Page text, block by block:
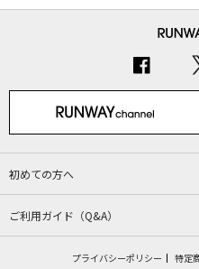
初めての方へ
ご利用ガイド（Q&A）
プライバシーポリシー 特定